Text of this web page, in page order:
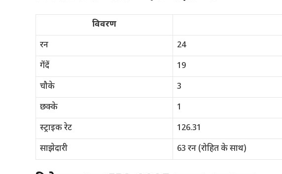
विवरण
रन
24
गेंदें
19
चौके
3
छक्के
1
स्ट्राइक रेट
126.31
साझेदारी
63 रन (रोहित के साथ)